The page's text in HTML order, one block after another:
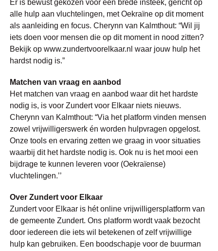
Er is bewust gekozen voor een brede insteek, gericht op
alle hulp aan vluchtelingen, met Oekraïne op dit moment
als aanleiding en focus. Cherynn van Kalmthout: “Wil jij
iets doen voor mensen die op dit moment in nood zitten?
Bekijk op www.zundertvoorelkaar.nl waar jouw hulp het
hardst nodig is.”
Matchen van vraag en aanbod
Het matchen van vraag en aanbod waar dit het hardste
nodig is, is voor Zundert voor Elkaar niets nieuws.
Cherynn van Kalmthout: “Via het platform vinden mensen
zowel vrijwilligerswerk én worden hulpvragen opgelost.
Onze tools en ervaring zetten we graag in voor situaties
waarbij dit het hardste nodig is. Ook nu is het mooi een
bijdrage te kunnen leveren voor (Oekraïense)
vluchtelingen.’’
Over Zundert voor Elkaar
Zundert voor Elkaar is hét online vrijwilligersplatform van
de gemeente Zundert. Ons platform wordt vaak bezocht
door iedereen die iets wil betekenen of zelf vrijwillige
hulp kan gebruiken. Een boodschapje voor de buurman